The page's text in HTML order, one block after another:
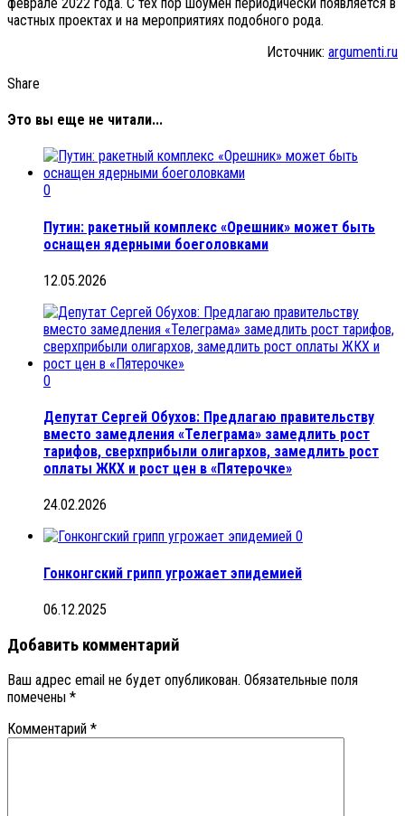
частных проектах и на мероприятиях подобного рода.
Источник: argumenti.ru
Share
Это вы еще не читали...
0
Путин: ракетный комплекс «Орешник» может быть
оснащен ядерными боеголовками
12.05.2026
0
Депутат Сергей Обухов: Предлагаю правительству
вместо замедления «Телеграма» замедлить рост
тарифов, сверхприбыли олигархов, замедлить рост
оплаты ЖКХ и рост цен в «Пятерочке»
24.02.2026
0
Гонконгский грипп угрожает эпидемией
06.12.2025
Добавить комментарий
Ваш адрес email не будет опубликован. Обязательные поля
помечены *
Комментарий *